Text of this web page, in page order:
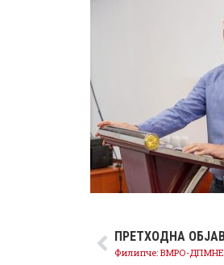
ПРЕТХОДНА